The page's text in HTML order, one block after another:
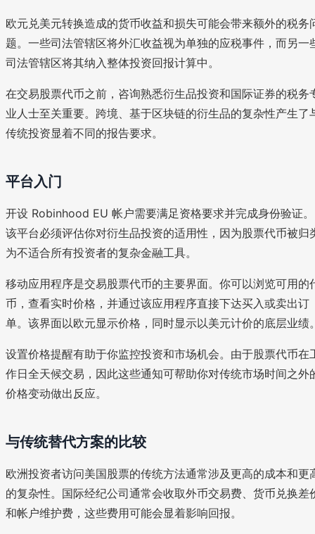
欧元兑美元转换造成的货币收益和损失可能会带来额外的税务
题。一些司法管辖区将外汇收益视为单独的应税事件，而另一
司法管辖区将其纳入整体投资回报计算中。
在交易股票代币之前，咨询熟悉衍生品投资和国际证券的税务
业人士至关重要。跨境、基于区块链的衍生品的复杂性产生了
传统投资显着不同的报告要求。
平台入门
开设 Robinhood EU 帐户需要满足资格要求并完成身份验证。
该平台必须评估你对衍生品投资的适用性，因为股票代币被归
为不适合所有投资者的复杂金融工具。
移动应用程序是交易股票代币的主要界面。你可以浏览可用的
币，查看实时价格，并通过该应用程序直接下达买入或卖出订
单。该界面以欧元显示价格，同时显示以美元计价的底层业绩
设置价格提醒有助于你监控投资和市场机会。由于股票代币在
作日全天候交易，因此这些通知可帮助你对传统市场时间之外
价格变动做出反应。
与传统替代方案的比较
欧洲投资者访问美国股票的传统方法通常涉及更高的成本和更
的复杂性。国际经纪公司通常会收取外币交易费、货币兑换差
和帐户维护费，这些费用可能会显着影响回报。